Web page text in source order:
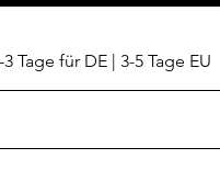
Tage für DE | 3-5 Tage EU